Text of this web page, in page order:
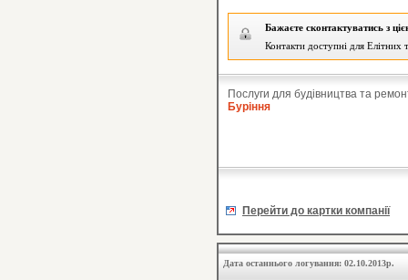
Бажаєте сконтактуватись з
Контакти доступні для Елітних
Послуги для будівництва та
Буріння
Перейти до картки компанії
Дата останнього логування: 02.10.2013р.